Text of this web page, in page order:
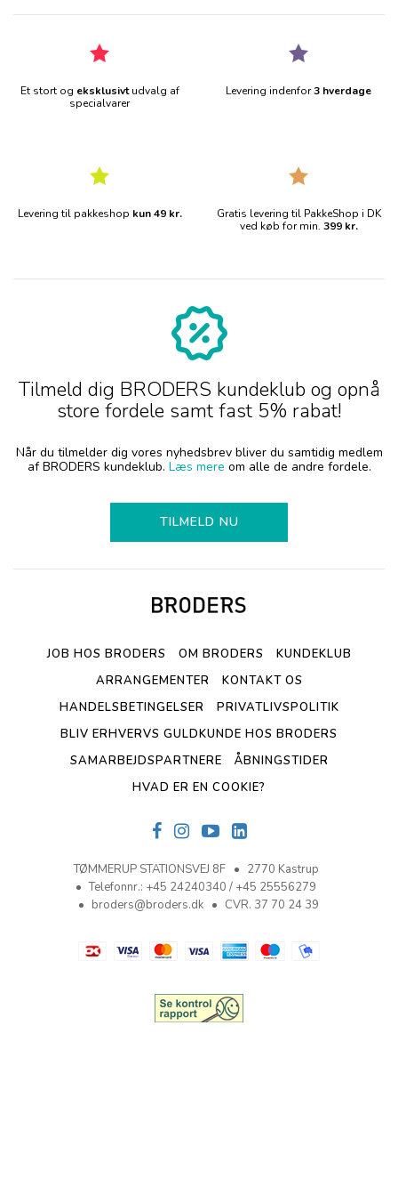
Et stort og eksklusivtudvalg af
specialvarer
Levering indenfor3 hverdage
Levering til pakkeshop kun 49 kr.
Gratis levering til PakkeShop i DK
ved køb for min. 399 kr.
Tilmeld dig BRODERS kundeklub og opnå
store fordele samt fast 5% rabat!
Når du tilmelder dig vores nyhedsbrev bliver du samtidig medlem
af BRODERS kundeklub. Læs mere om alle de andre fordele.
TILMELD NU
JOB HOS BRODERS OM BRODERS
KUNDEKLUB
ARRANGEMENTER
KONTAKT OS
HANDELSBETINGELSER
PRIVATLIVSPOLITIK
BLIV ERHVERVS GULDKUNDE HOS BRODERS
SAMARBEJDSPARTNERE
ÅBNINGSTIDER
HVAD ER EN COOKIE?
TØMMERUP STATIONSVEJ 8F
2770 Kastrup
Telefonnr.: +45 24240340 / +45 25556279
broders@broders.dk
CVR. 37 70 24 39